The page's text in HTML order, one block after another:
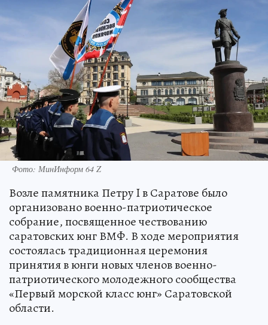
Фото: МинИнформ 64 Z
Возле памятника Петру I в Саратове было
организовано военно-патриотическое
собрание, посвященное чествованию
саратовских юнг ВМФ. В ходе мероприятия
состоялась традиционная церемония
принятия в юнги новых членов военно-
патриотического молодежного сообщества
«Первый морской класс юнг» Саратовской
области.